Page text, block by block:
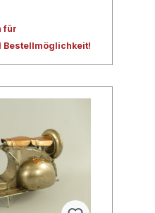
für
Bestellmöglichkeit!